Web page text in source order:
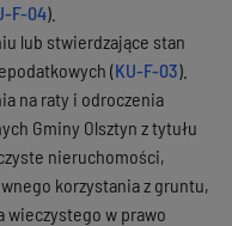
F-04).
lub stwierdzające stan
(KU-F-03).
na raty i odroczenia
Gminy Olsztyn z tytułu
nieruchomości,
korzystania z gruntu,
wieczystego w prawo